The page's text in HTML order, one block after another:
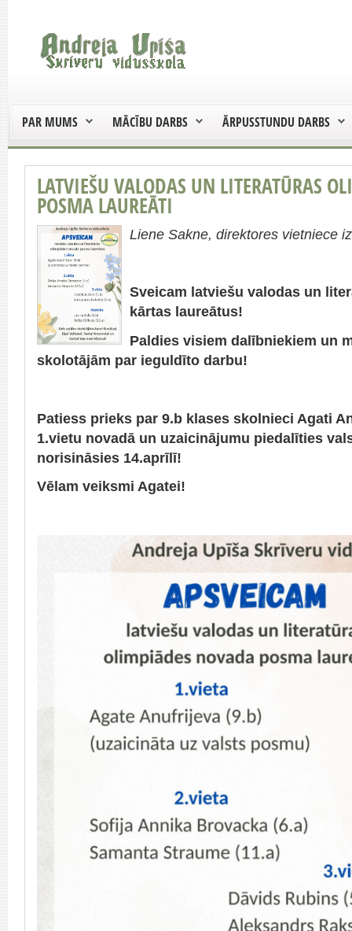
PAR MUMS MĀCĪBU DARBS ĀRPUSSTUNDU DARBS
LATVIEŠU VALODAS UN LITERATŪRAS
POSMA LAUREĀTI
Liene Sakne, direktores vietniece
Sveicam latviešu valodas un
kārtas laureātus!
Paldies visiem dalībniekiem un
skolotājām par ieguldīto darbu!
Patiess prieks par 9.b klases skolnieci Agati
1.vietu novadā un uzaicinājumu piedalīties
norisināsies 14.aprīlī!
Vēlam veiksmi Agatei!